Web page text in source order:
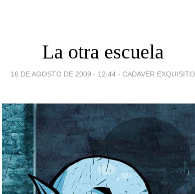
La otra escuela
16 DE AGOSTO DE 2009 - 12:44 - CADAVER EXQUISITO